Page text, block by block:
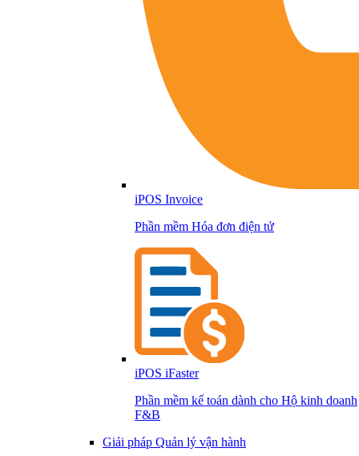
iPOS Invoice
Phần mềm Hóa đơn điện tử
iPOS iFaster
Phần mềm kế toán dành cho Hộ kinh doanh
F&B
Giải pháp Quản lý vận hành